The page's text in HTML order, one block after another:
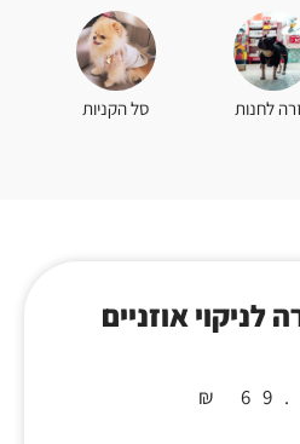
לחנות סל הקניות
לניקוי אוזניים
₪